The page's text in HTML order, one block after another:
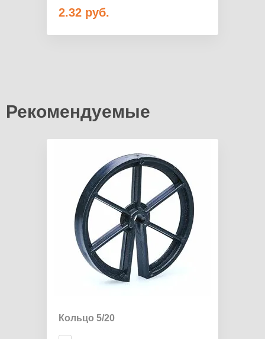
2.32 руб.
Рекомендуемые
Кольцо 5/20